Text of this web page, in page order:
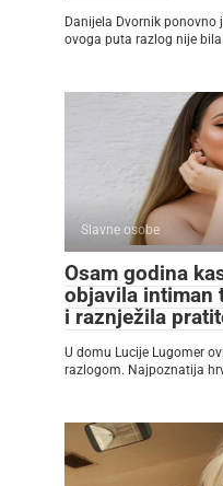
Danijela Dvornik ponovno
ovoga puta razlog nije
Slavne osobe
Osam godina
objavila intiman
i raznježila
U domu Lucije Lugomer
razlogom. Najpoznatija